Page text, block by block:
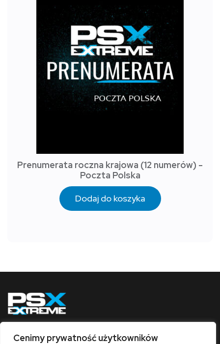
Cenimy prywatność użytkowników
Prenumerata roczna krajowa (12 numerów) -
Poczta Polska
Dodaj do koszyka
Obserwuj nas